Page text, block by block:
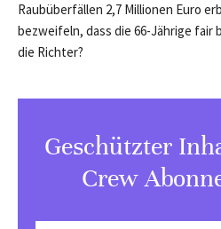
Raubüberfällen 2,7 Millionen Euro
bezweifeln, dass die 66-Jährige fair
die Richter?
Geschützter
Crew